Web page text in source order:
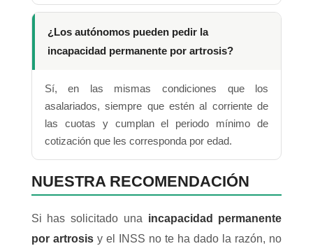
¿Los autónomos pueden pedir la
incapacidad permanente por artrosis?
Sí, en las mismas condiciones que los
asalariados, siempre que estén al corriente de
las cuotas y cumplan el periodo mínimo de
cotización que les corresponda por edad.
NUESTRA RECOMENDACIÓN
Si has solicitado una incapacidad permanente
por artrosisy el INSS no te ha dado la razón, no